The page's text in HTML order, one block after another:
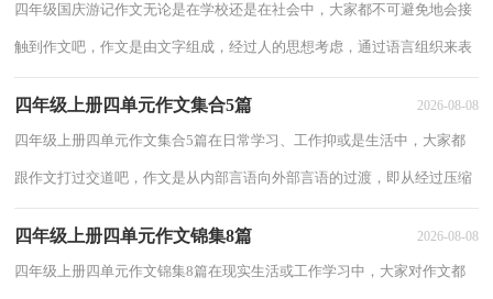
四年级国庆游记作文无论是在学校还是在社会中，大家都不可避免地会接
触到作文吧，作文是由文字组成，经过人的思想考虑，通过语言组织来表
四年级上册四单元作文集合5篇 2026-08-08
四年级上册四单元作文集合5篇在日常学习、工作抑或是生活中，大家都
跟作文打过交道吧，作文是从内部言语向外部言语的过渡，即从经过压缩
四年级上册四单元作文锦集8篇 2026-08-08
四年级上册四单元作文锦集8篇在现实生活或工作学习中，大家对作文都